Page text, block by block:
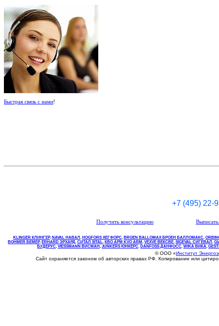
Быстрая связь с нами!
+7 (495) 22-
Получить консультацию
KLINGER КЛИНГЕР, NAVAL НАВАЛ , НOGFORS ХЕГФОРС, BROEN BALLOMAX БРОЕН БАЛЛОМАКС,
BOHMER БЕМЕР, ERHARD ЭРХАРД, СИТАЛ SITAL, КВО АРМ KVO ARM, VEXVE ВЕКСВЕ, SIGEVAL СИГЕВАЛ ,
БУДЕРУС, VIESSMANN ВИСМАН , JUNKERS ЮНКЕРС. DANFOSS ДАНФОСС, WIKA ВИКА,
© ООО «Институт
Сайт охраняется законом об авторских правах РФ. Копирование или